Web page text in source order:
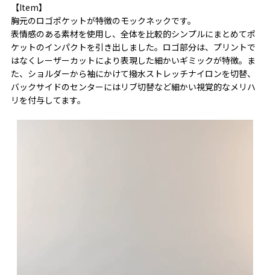
【Item】
胸元のロゴポケットが特徴のモックネックです。
表情感のある素材を使用し、全体を比較的シンプルにまとめてポ
ケットのインパクトを引き出しました。ロゴ部分は、プリントで
はなくレーザーカットにより表現した細かいギミックが特徴。ま
た、ショルダーから袖にかけて撥水ストレッチナイロンを切替、
バックサイドのセンターにはリブ切替など細かい視覚的なメリハ
リを付与してます。